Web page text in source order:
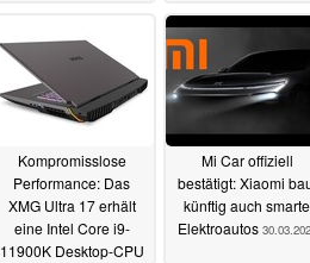
Roborock und Co
30.03.2021
Kompromisslose
Performance: Das
XMG Ultra 17 erhält
eine Intel Core i9-
11900K Desktop-CPU
Mi Car offiziell
bestätigt: Xiaomi
künftig auch smarte
Elektroautos